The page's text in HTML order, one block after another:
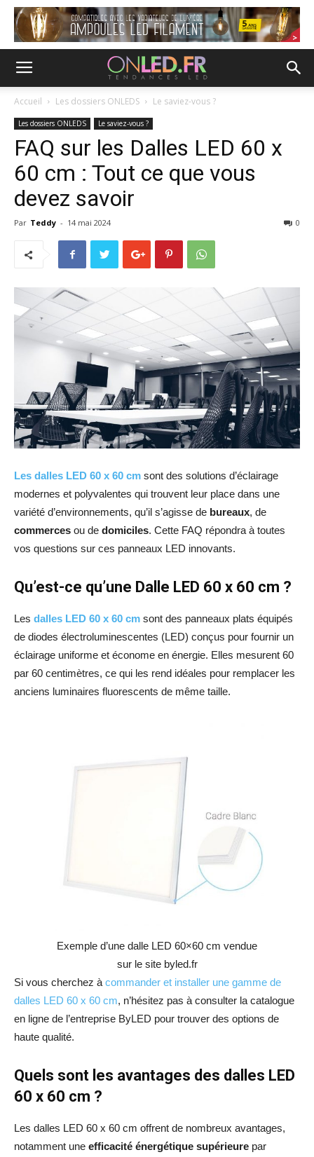
Accueil Les dossiers ONLEDS Le saviez-vous ?
Les dossiers ONLEDS Le saviez-vous ?
FAQ sur les Dalles LED 60 x
60 cm : Tout ce que vous
devez savoir
Par Teddy - 14 mai 2024 0
Les dalles LED 60 x 60 cm sont des solutions d’éclairage
modernes et polyvalentes qui trouvent leur place dans une
variété d’environnements, qu’il s’agisse de bureaux, de
commerces ou de domiciles. Cette FAQ répondra à toutes
vos questions sur ces panneaux LED innovants.
Qu’est-ce qu’une Dalle LED 60 x 60 cm ?
Les dalles LED 60 x 60 cm sont des panneaux plats équipés
de diodes électroluminescentes (LED) conçus pour fournir un
éclairage uniforme et économe en énergie. Elles mesurent 60
par 60 centimètres, ce qui les rend idéales pour remplacer les
anciens luminaires fluorescents de même taille.
Exemple d’une dalle LED 60×60 cm vendue
sur le site byled.fr
Si vous cherchez à commander et installer une gamme de
dalles LED 60 x 60 cm, n’hésitez pas à consulter la catalogue
en ligne de l’entreprise ByLED pour trouver des options de
haute qualité.
Quels sont les avantages des dalles LED
60 x 60 cm ?
Les dalles LED 60 x 60 cm offrent de nombreux avantages,
notamment une efficacité énergétique supérieure par